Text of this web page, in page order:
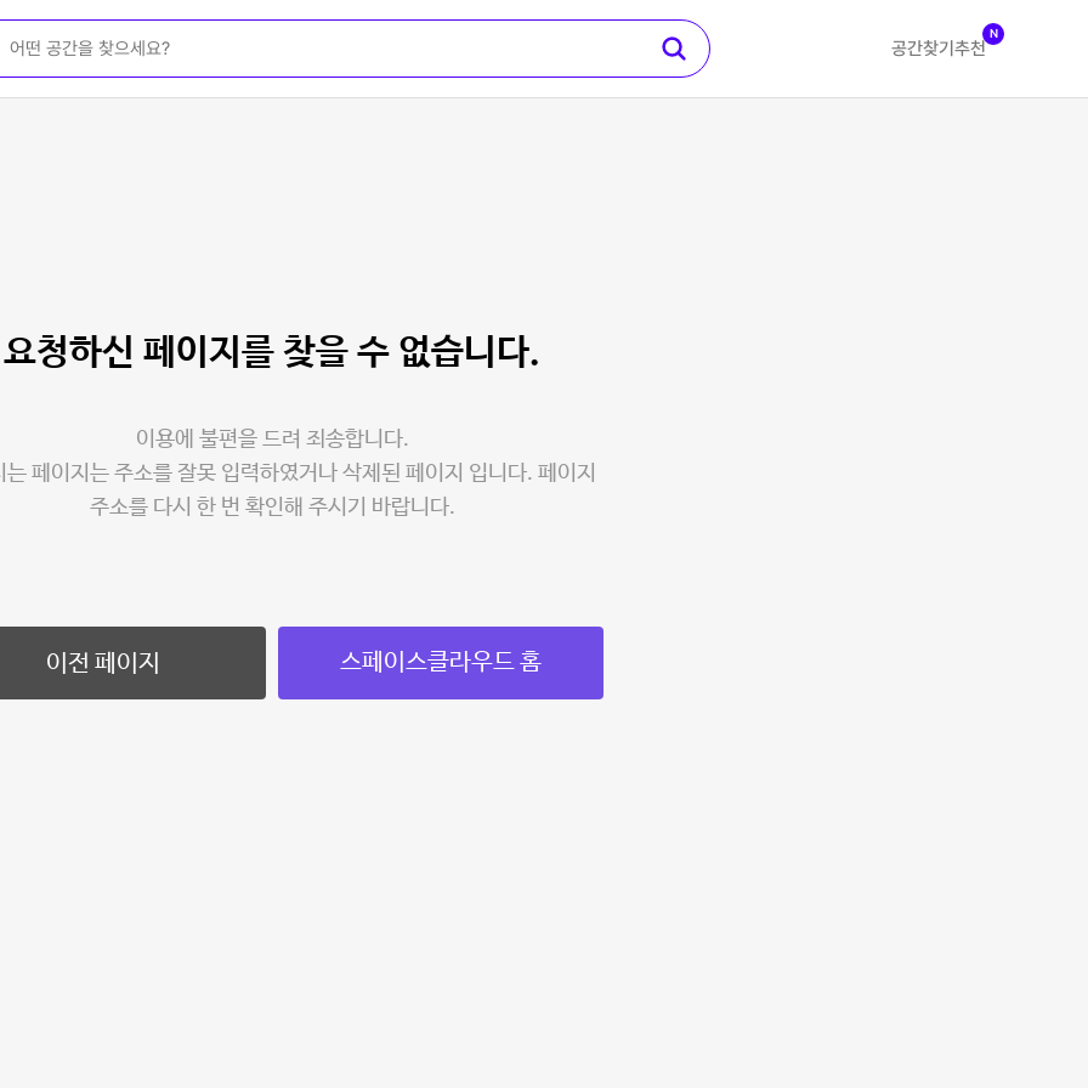
공간찾기 추천
N
요청하신 페이지를 찾을 수 없습니다.
이용에 불편을 드려 죄송합니다.
는 페이지는 주소를 잘못 입력하였거나 삭제된 페이지 입니다. 페이지
주소를 다시 한 번 확인해 주시기 바랍니다.
이전 페이지 스페이스클라우드 홈